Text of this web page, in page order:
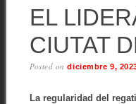
EL
CIUTAT
Posted ondiciembre 9,
La regularidad del